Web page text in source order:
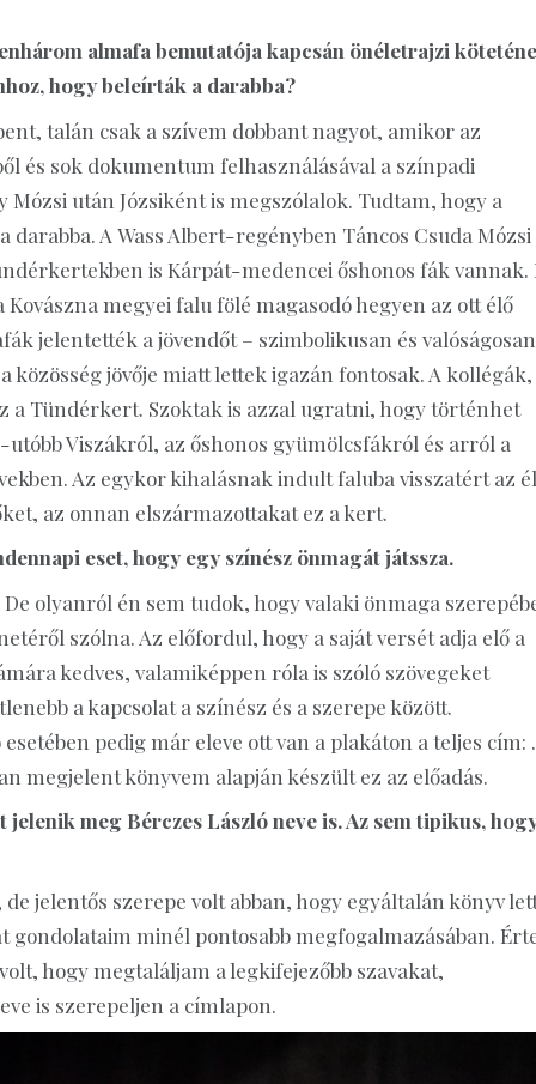
almafa bemutatója kapcsán önéletrajzi
hogy beleírták a darabba?
talán csak a szívem dobbant nagyot, amikor az
és sok dokumentum felhasználásával a színpadi
után Józsiként is megszólalok. Tudtam, hogy a
A Wass Albert-regényben Táncos Csuda Mózsi
is Kárpát-medencei őshonos fák vannak.
megyei falu fölé magasodó hegyen az ott élő
jelentették a jövendőt – szimbolikusan és
jövője miatt lettek igazán fontosak. A kollégák,
a Tündérkert. Szoktak is azzal ugratni, hogy történhet
Viszákról, az őshonos gyümölcsfákról és arról a
Az egykor kihalásnak indult faluba visszatért az
az onnan elszármazottakat ez a kert.
eset, hogy egy színész önmagát játssza.
olyanról én sem tudok, hogy valaki önmaga
szólna. Az előfordul, hogy a saját versét adja elő a
kedves, valamiképpen róla is szóló szövegeket
a kapcsolat a színész és a szerepe között.
pedig már eleve ott van a plakáton a teljes cím:
megjelent könyvem alapján készült ez az előadás.
meg Bérczes László neve is. Az sem tipikus,
jelentős szerepe volt abban, hogy egyáltalán könyv
gondolataim minél pontosabb megfogalmazásában.
hogy megtaláljam a legkifejezőbb szavakat,
is szerepeljen a címlapon.